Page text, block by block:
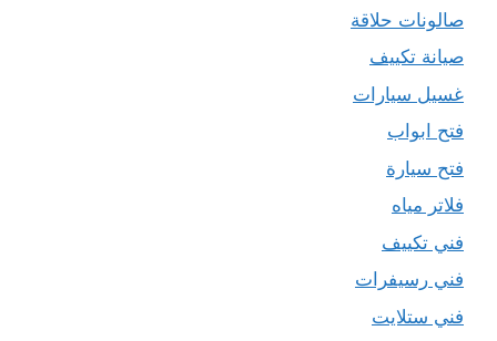
صالونات حلاقة
صيانة تكييف
غسيل سيارات
فتح ابواب
فتح سيارة
فلاتر مياه
فني تكييف
فني رسيفرات
فني ستلايت